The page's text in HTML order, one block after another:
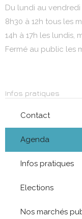
Du lundi au vendredi
8h30 à 12h tous les
14h à 17h les lundis,
Fermé au public les
Infos pratiques
Contact
Agenda
Infos pratiques
Elections
Nos marchés